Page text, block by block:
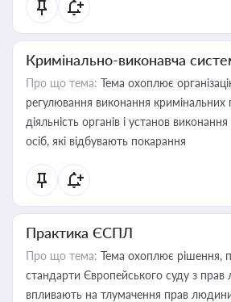
Кримінально-виконавча
Про що тема: Тема охоплює
регулювання виконання кримінальних
діяльність органів і установ
осіб, які відбувають покарання
Практика ЄСПЛ
Про що тема: Тема охоплює рішення,
стандарти Європейського суду з прав
впливають на тлумачення прав людини